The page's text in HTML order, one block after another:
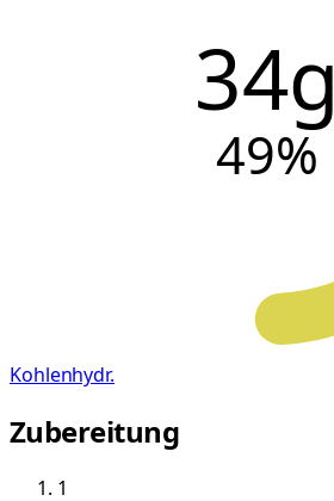
34g
49%
Kohlenhydr.
Zubereitung
1